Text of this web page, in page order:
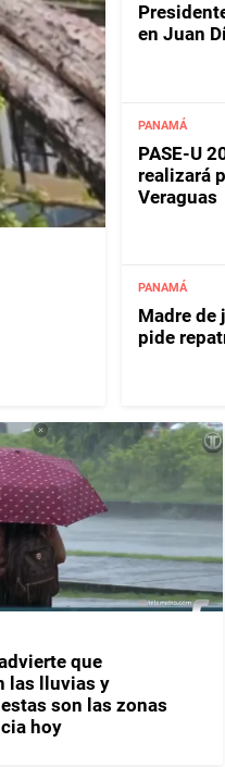
en Juan
PANAMÁ
PASE-U
realizará
Veraguas
PANAMÁ
Madre de
pide
que
las lluvias y
son las zonas
hoy